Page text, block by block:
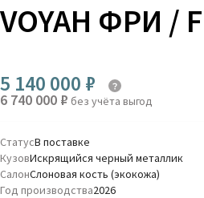
VOYAH ФРИ /
5 140 000 ₽
6 740 000 ₽ без учёта выгод
СтатусВ поставке
КузовИскрящийся черный металлик
СалонСлоновая кость (экокожа)
Год производства2026